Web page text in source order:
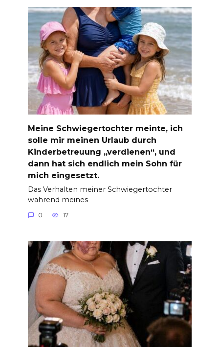
Meine Schwiegertochter meinte, ich
solle mir meinen Urlaub durch
Kinderbetreuung „verdienen“, und
dann hat sich endlich mein Sohn für
mich eingesetzt.
Das Verhalten meiner Schwiegertochter
während meines
0 17